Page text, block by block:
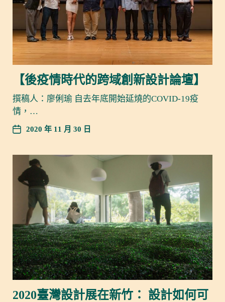
【後疫情時代的跨域創新設計論壇】
撰稿人：廖俐瑜 自去年底開始延燒的COVID-19疫
情，…
2020 年 11 月 30 日
2020臺灣設計展在新竹： 設計如何可